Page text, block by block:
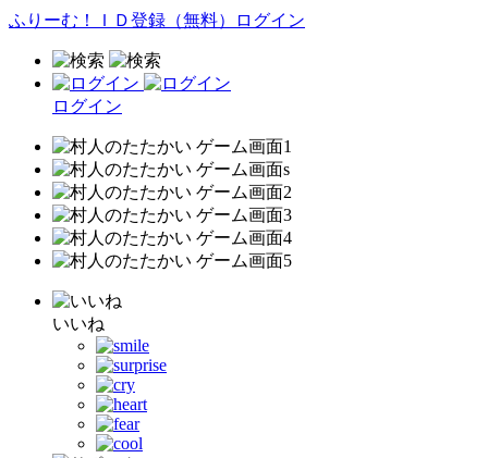
ふりーむ！ＩＤ登録（無料） ログイン
ログイン
いいね